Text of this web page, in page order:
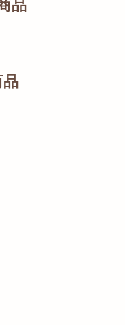
品